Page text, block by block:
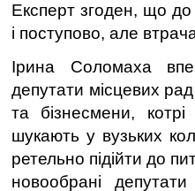
Експерт згоден, що
і поступово, але
Ірина Соломаха
депутати місцевих
та бізнесмени,
шукають у вузьких
ретельно підійти до
новообрані